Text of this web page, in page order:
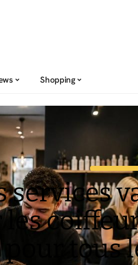
Shopping
services
pour tous